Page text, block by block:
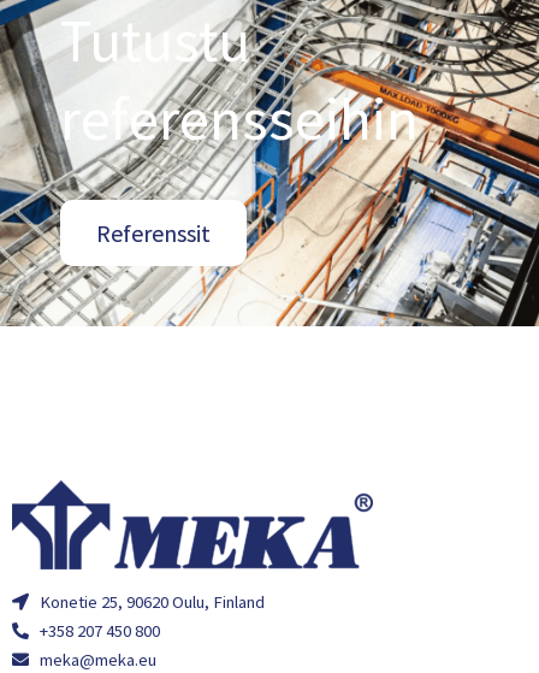
Tutustu
referensseihin
Referenssit
Konetie 25, 90620 Oulu, Finland
+358 207 450 800
meka@meka.eu